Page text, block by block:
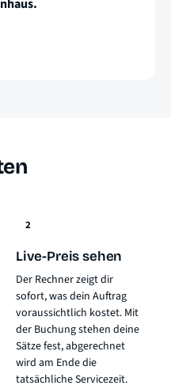
2
Live-Preis sehen
Der Rechner zeigt dir
sofort, was dein Auftrag
voraussichtlich kostet. Mit
der Buchung stehen deine
Sätze fest, abgerechnet
wird am Ende die
tatsächliche Servicezeit.